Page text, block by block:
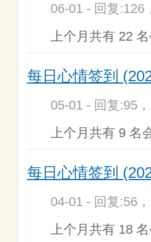
06-01 - 回复
上个月共有 22
每日心情签到
05-01 - 回复:95
上个月共有 9
每日心情签到
04-01 - 回复:56
上个月共有 18